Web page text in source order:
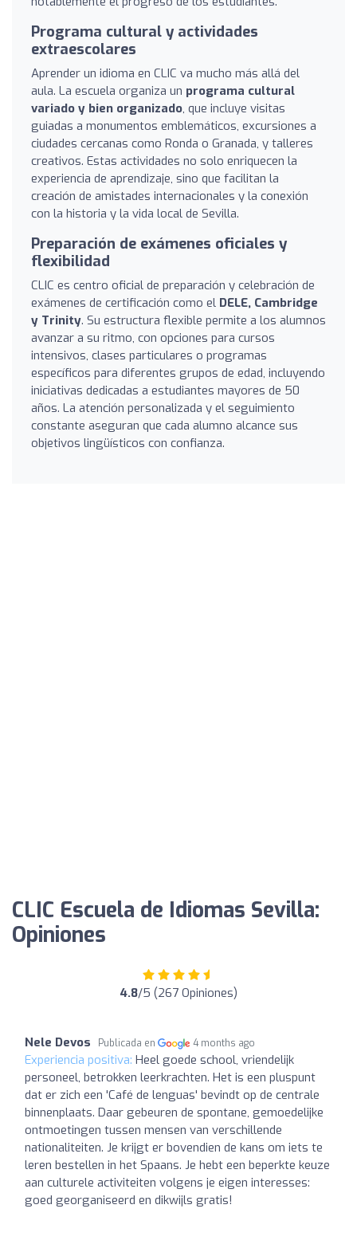
Programa cultural y actividades
extraescolares
Aprender un idioma en CLIC va mucho más allá del
aula. La escuela organiza un programa cultural
variado y bien organizado, que incluye visitas
guiadas a monumentos emblemáticos, excursiones a
ciudades cercanas como Ronda o Granada, y talleres
creativos. Estas actividades no solo enriquecen la
experiencia de aprendizaje, sino que facilitan la
creación de amistades internacionales y la conexión
con la historia y la vida local de Sevilla.
Preparación de exámenes oficiales y
flexibilidad
CLIC es centro oficial de preparación y celebración de
exámenes de certificación como el DELE, Cambridge
y Trinity. Su estructura flexible permite a los alumnos
avanzar a su ritmo, con opciones para cursos
intensivos, clases particulares o programas
específicos para diferentes grupos de edad, incluyendo
iniciativas dedicadas a estudiantes mayores de 50
años. La atención personalizada y el seguimiento
constante aseguran que cada alumno alcance sus
objetivos lingüísticos con confianza.
CLIC Escuela de Idiomas Sevilla:
Opiniones
4.8/5 (267 Opiniones)
Nele Devos Publicada en 4 months ago
Experiencia positiva: Heel goede school, vriendelijk
personeel, betrokken leerkrachten. Het is een pluspunt
dat er zich een 'Café de lenguas' bevindt op de centrale
binnenplaats. Daar gebeuren de spontane, gemoedelijke
ontmoetingen tussen mensen van verschillende
nationaliteiten. Je krijgt er bovendien de kans om iets te
leren bestellen in het Spaans. Je hebt een beperkte keuze
aan culturele activiteiten volgens je eigen interesses:
goed georganiseerd en dikwijls gratis!